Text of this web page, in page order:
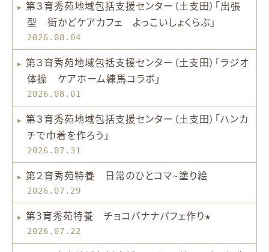
第３育秀苑地域包括支援センター（土支田）「出張
型 街かどケアカフェ よっこいしょくらぶ」
2026.08.04
第３育秀苑地域包括支援センター（土支田）「ラジオ
体操 ケアホーム練馬コラボ」
2026.08.01
第３育秀苑地域包括支援センター（土支田）「ハンカ
チで巾着を作ろう」
2026.07.31
第２育秀苑特養 日常のひとコマ~塗り絵
2026.07.29
第3育秀苑特養 チョコバナナパフェ作り★
2026.07.22